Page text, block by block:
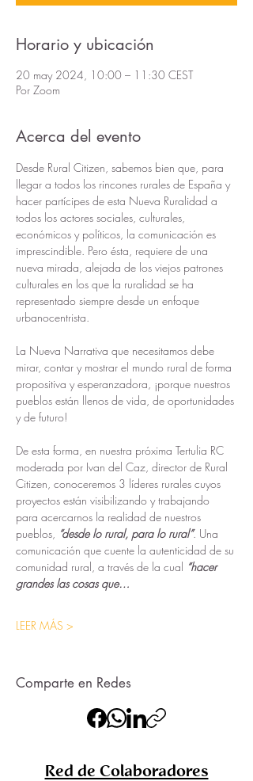
Horario y ubicación
20 may 2024, 10:00 – 11:30 CEST
Por Zoom
Acerca del evento
Desde Rural Citizen, sabemos bien que, para
llegar a todos los rincones rurales de España y
hacer partícipes de esta Nueva Ruralidad a
todos los actores sociales, culturales,
económicos y políticos, la comunicación es
imprescindible. Pero ésta, requiere de una
nueva mirada, alejada de los viejos patrones
culturales en los que la ruralidad se ha
representado siempre desde un enfoque
urbanocentrista.
La Nueva Narrativa que necesitamos debe
mirar, contar y mostrar el mundo rural de forma
propositiva y esperanzadora, ¡porque nuestros
pueblos están llenos de vida, de oportunidades
y de futuro!
De esta forma, en nuestra próxima Tertulia RC
moderada por Ivan del Caz, director de Rural
Citizen, conoceremos 3 líderes rurales cuyos
proyectos están visibilizando y trabajando
para acercarnos la realidad de nuestros
pueblos, “desde lo rural, para lo rural”. Una
comunicación que cuente la autenticidad de su
comunidad rural, a través de la cual “hacer
grandes las cosas que…
LEER MÁS >
Comparte en Redes
Red de Colaboradores